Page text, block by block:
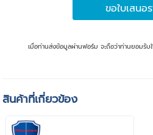
ขอใบเสนอ
เมื่อท่านส่งข้อมูลผ่านฟอร์ม จะถือว่าท่านยอมรับ
สินค้าที่เกี่ยวข้อง